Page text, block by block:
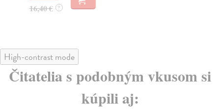
16,40 € ?
High-contrast mode
Čitatelia s podobným vkusom si
kúpili aj: